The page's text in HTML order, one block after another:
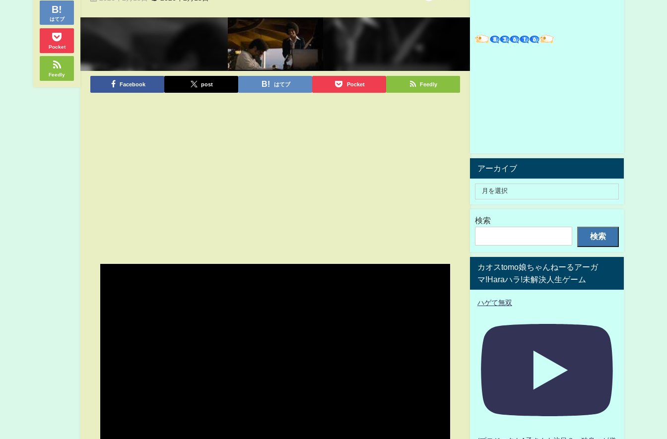
はてブ
Pocket
Feedly
Facebook post はてブ Pocket Feedly
アーカイブ
検索
検索
カオスtomo娘ちゃんねーるアーガ
マ!Haraハラ!未解決人生ゲーム
ハゲて無双